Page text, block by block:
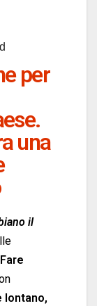
per
una
il
lontano,